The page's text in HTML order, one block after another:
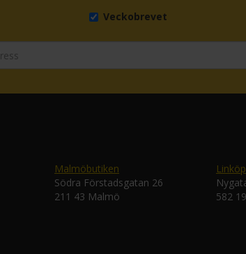
Veckobrevet
Malmöbutiken
Södra Förstadsgatan 26
211 43 Malmö
582